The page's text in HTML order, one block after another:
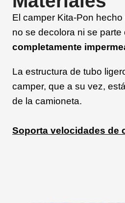
El camper Kita-Pon
no se decolora ni se
completamente
La estructura de tubo
camper, que a su vez,
de la camioneta.
Soporta velocidades de